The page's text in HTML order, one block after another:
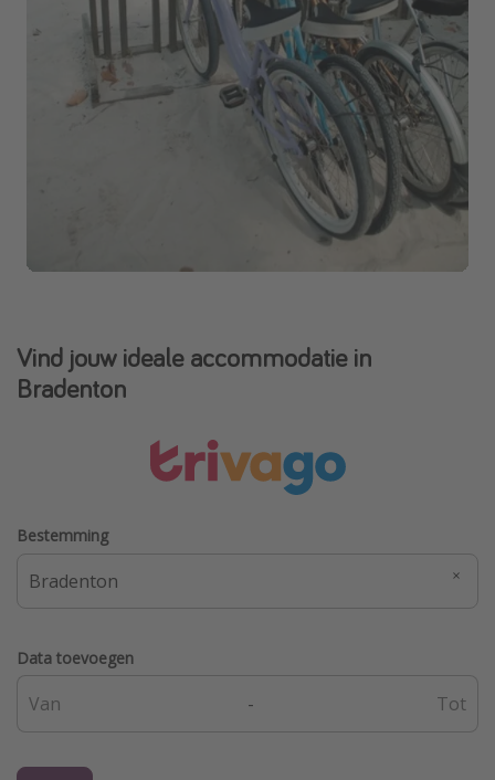
Vind jouw ideale accommodatie in
Bradenton
Bestemming
Data toevoegen
-